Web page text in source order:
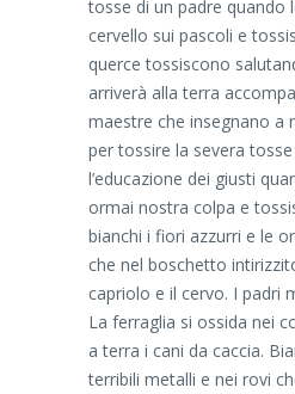
tosse di un padre quando
cervello sui pascoli e
querce tossiscono
arriverà alla terra
maestre che insegnano a
per tossire la severa
l’educazione dei giusti
ormai nostra colpa e
bianchi i fiori azzurri e le
che nel boschetto
capriolo e il cervo. I padri
La ferraglia si ossida nei
a terra i cani da caccia.
terribili metalli e nei rovi